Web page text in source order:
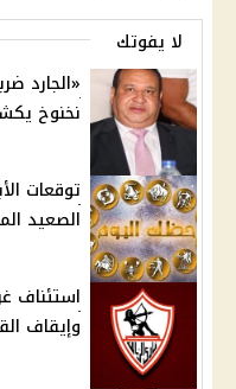
لا يفوتك
«الجارد
نخنوخ
الصعيد
استئناف
وإيقاف